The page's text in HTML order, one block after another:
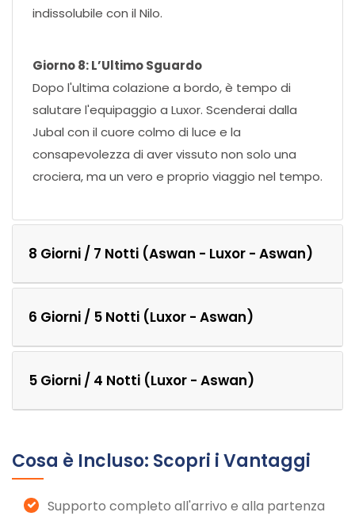
indissolubile con il Nilo.
Giorno 8: L’Ultimo Sguardo
Dopo l'ultima colazione a bordo, è tempo di
salutare l'equipaggio a Luxor. Scenderai dalla
Jubal con il cuore colmo di luce e la
consapevolezza di aver vissuto non solo una
crociera, ma un vero e proprio viaggio nel tempo.
8 Giorni / 7 Notti (Aswan - Luxor - Aswan)
6 Giorni / 5 Notti (Luxor - Aswan)
5 Giorni / 4 Notti (Luxor - Aswan)
Cosa è Incluso: Scopri i Vantaggi
Supporto completo all'arrivo e alla partenza